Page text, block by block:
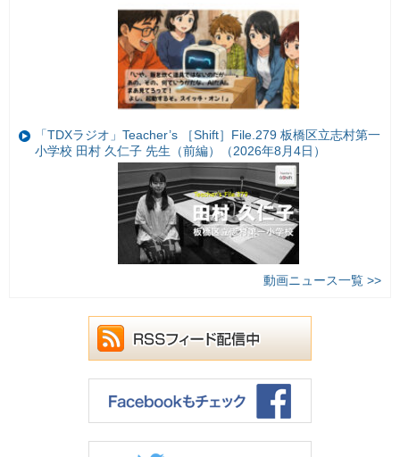
「TDXラジオ」Teacher’s ［Shift］File.279 板橋区立志村第一
小学校 田村 久仁子 先生（前編）（2026年8月4日）
動画ニュース一覧 >>